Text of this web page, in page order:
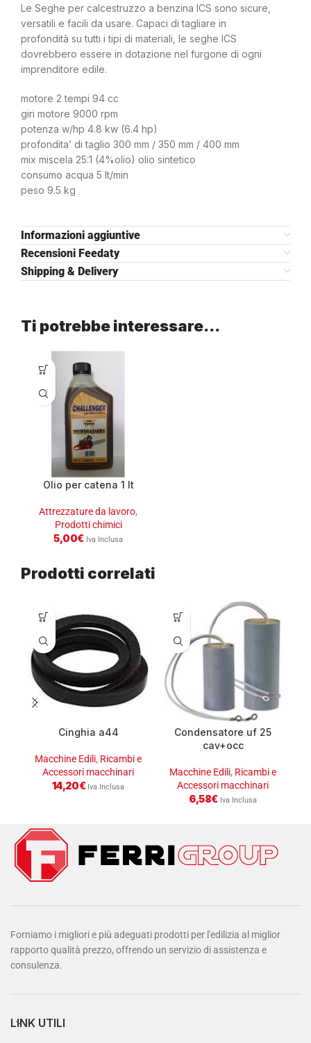
Le Seghe per calcestruzzo a benzina ICS sono sicure,
versatili e facili da usare. Capaci di tagliare in
profondità su tutti i tipi di materiali, le seghe ICS
dovrebbero essere in dotazione nel furgone di ogni
imprenditore edile.
motore 2 tempi 94 cc
giri motore 9000 rpm
potenza w/hp 4.8 kw (6.4 hp)
profondita’ di taglio 300 mm / 350 mm / 400 mm
mix miscela 25:1 (4%olio) olio sintetico
consumo acqua 5 lt/min
peso 9.5 kg
Informazioni aggiuntive
Recensioni Feedaty
Shipping & Delivery
Ti potrebbe interessare…
Olio per catena 1 lt
Attrezzature da lavoro,
Prodotti chimici
5,00€ Iva Inclusa
Prodotti correlati
Cinghia a44
Macchine Edili, Ricambi e
Accessori macchinari
14,20€ Iva Inclusa
Condensatore uf 25
cav+occ
Macchine Edili, Ricambi e
Accessori macchinari
6,58€ Iva Inclusa
Forniamo i migliori e più adeguati prodotti per l'edilizia al miglior
rapporto qualità prezzo, offrendo un servizio di assistenza e
consulenza.
LINK UTILI